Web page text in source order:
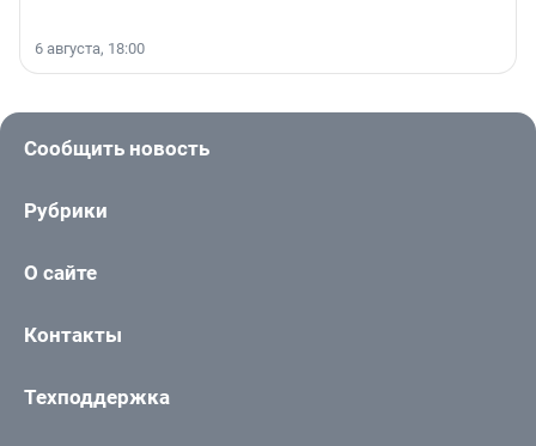
6 августа, 18:00
Сообщить новость
Рубрики
О сайте
Контакты
Техподдержка